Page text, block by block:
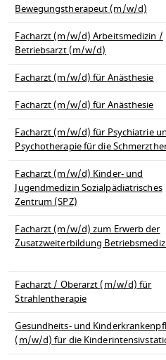
Bewegungstherapeut (m/w/d)
Facharzt (m/w/d) Arbeitsmedizin /
Betriebsarzt (m/w/d)
Facharzt (m/w/d) für Anästhesie
Facharzt (m/w/d) für Anästhesie
Facharzt (m/w/d) für Psychiatrie
Psychotherapie für die
Facharzt (m/w/d) Kinder- und
Jugendmedizin Sozialpädiatrisches
Zentrum (SPZ)
Facharzt (m/w/d) zum Erwerb der
Zusatzweiterbildung
Facharzt / Oberarzt (m/w/d) für
Strahlentherapie
Gesundheits- und
(m/w/d) für die